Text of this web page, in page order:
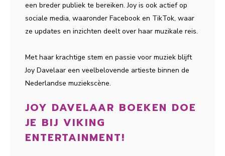
een breder publiek te bereiken. Joy is ook actief op
sociale media, waaronder Facebook en TikTok, waar
ze updates en inzichten deelt over haar muzikale reis.
Met haar krachtige stem en passie voor muziek blijft
Joy Davelaar een veelbelovende artieste binnen de
Nederlandse muziekscène.
JOY DAVELAAR BOEKEN DOE
JE BIJ VIKING
ENTERTAINMENT!